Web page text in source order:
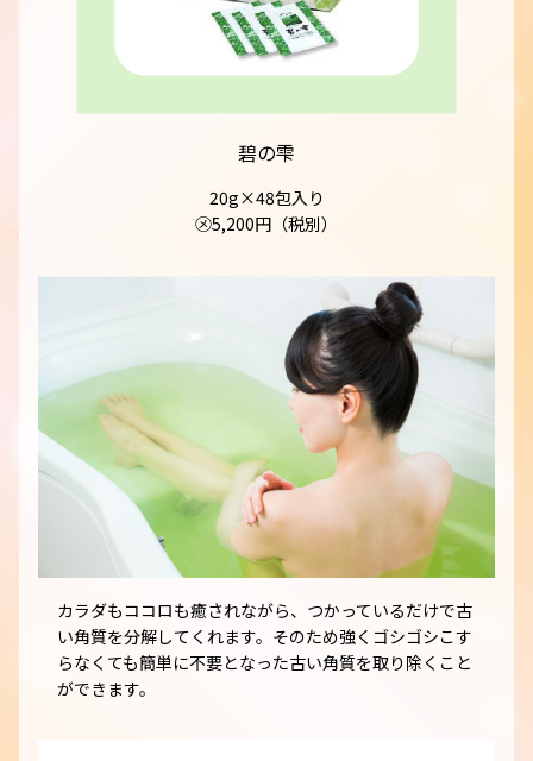
碧の雫
20g×48包入り
㋱5,200円（税別）
カラダもココロも癒されながら、つかっているだけで古
い角質を分解してくれます。そのため強くゴシゴシこす
らなくても簡単に不要となった古い角質を取り除くこと
ができます。